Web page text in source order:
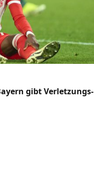
gibt Verletzungs-